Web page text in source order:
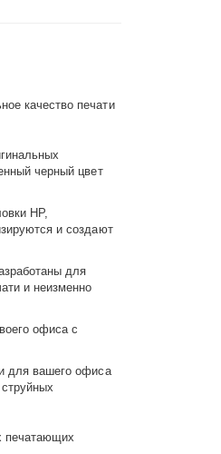
качество печати
черный цвет
HP,
и создают
для
и неизменно
офиса с
для вашего офиса
печатающих